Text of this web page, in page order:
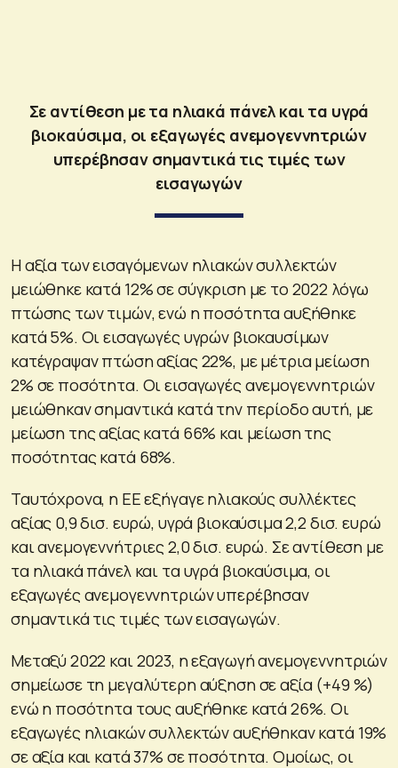
Σε αντίθεση με τα ηλιακά πάνελ και τα υγρά
βιοκαύσιμα, οι εξαγωγές ανεμογεννητριών
υπερέβησαν σημαντικά τις τιμές των
εισαγωγών
Η αξία των εισαγόμενων ηλιακών συλλεκτών
μειώθηκε κατά 12% σε σύγκριση με το 2022 λόγω
πτώσης των τιμών, ενώ η ποσότητα αυξήθηκε
κατά 5%. Οι εισαγωγές υγρών βιοκαυσίμων
κατέγραψαν πτώση αξίας 22%, με μέτρια μείωση
2% σε ποσότητα. Οι εισαγωγές ανεμογεννητριών
μειώθηκαν σημαντικά κατά την περίοδο αυτή, με
μείωση της αξίας κατά 66% και μείωση της
ποσότητας κατά 68%.
Ταυτόχρονα, η ΕΕ εξήγαγε ηλιακούς συλλέκτες
αξίας 0,9 δισ. ευρώ, υγρά βιοκαύσιμα 2,2 δισ. ευρώ
και ανεμογεννήτριες 2,0 δισ. ευρώ. Σε αντίθεση με
τα ηλιακά πάνελ και τα υγρά βιοκαύσιμα, οι
εξαγωγές ανεμογεννητριών υπερέβησαν
σημαντικά τις τιμές των εισαγωγών.
Μεταξύ 2022 και 2023, η εξαγωγή ανεμογεννητριών
σημείωσε τη μεγαλύτερη αύξηση σε αξία (+49 %)
ενώ η ποσότητα τους αυξήθηκε κατά 26%. Οι
εξαγωγές ηλιακών συλλεκτών αυξήθηκαν κατά 19%
σε αξία και κατά 37% σε ποσότητα. Ομοίως, οι